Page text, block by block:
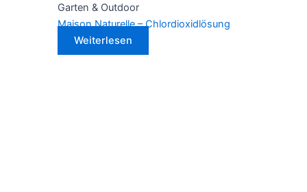
Garten & Outdoor
Maison Naturelle – Chlordioxidlösung
Weiterlesen